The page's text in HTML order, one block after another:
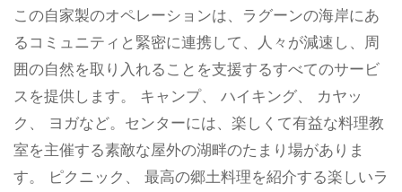
この自家製のオペレーションは、ラグーンの海岸にあ
るコミュニティと緊密に連携して、人々が減速し、周
囲の自然を取り入れることを支援するすべてのサービ
スを提供します。 キャンプ、 ハイキング、 カヤッ
ク、 ヨガなど。センターには、楽しくて有益な料理教
室を主催する素敵な屋外の湖畔のたまり場がありま
す。 ピクニック、 最高の郷土料理を紹介する楽しいラ